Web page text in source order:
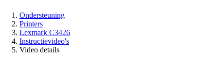
Ondersteuning
Printers
Lexmark C3426
Instructievideo's
Video details